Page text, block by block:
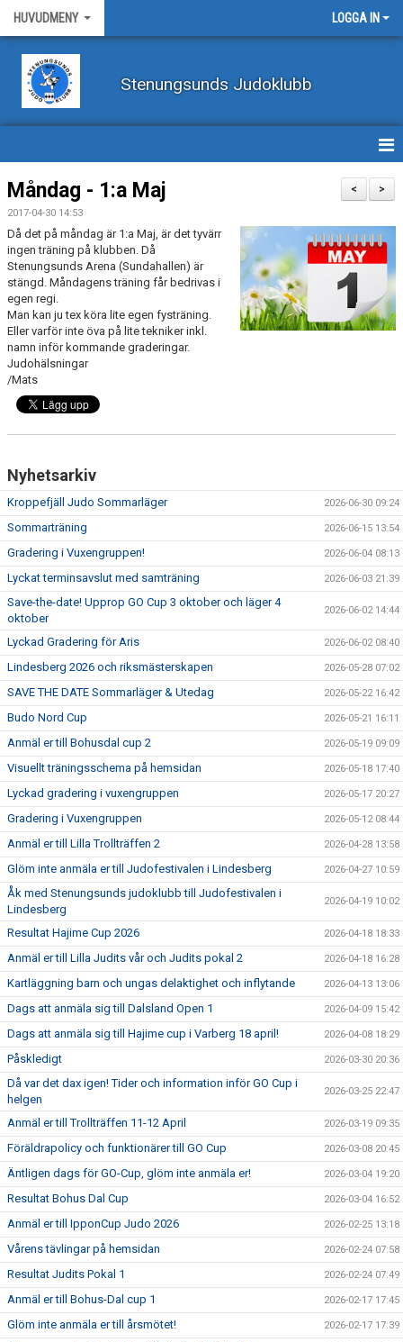
HUVUDMENY LOGGA IN
Stenungsunds Judoklubb
HEM
FÖRBUNDSNYHETER
BILDER
BÖRJA TRÄNA JUDO
BLI MEDLEM
VECKOSCHEMA
>
<
Måndag - 1:a Maj
2017-04-30 14:53
Då det på måndag är 1:a Maj, är det tyvärr
ingen träning på klubben. Då
Stenungsunds Arena (Sundahallen) är
stängd. Måndagens träning får bedrivas i
egen regi.
Man kan ju tex köra lite egen fysträning.
Eller varför inte öva på lite tekniker inkl.
namn inför kommande graderingar.
Judohälsningar
/Mats
Nyhetsarkiv
Kroppefjäll Judo Sommarläger 2026-06-30 09:24
Sommarträning 2026-06-15 13:54
Gradering i Vuxengruppen! 2026-06-04 08:13
Lyckat terminsavslut med samträning 2026-06-03 21:39
Save-the-date! Upprop GO Cup 3 oktober och läger 4
oktober
2026-06-02 14:44
Lyckad Gradering för Aris 2026-06-02 08:40
Lindesberg 2026 och riksmästerskapen 2026-05-28 07:02
SAVE THE DATE Sommarläger & Utedag 2026-05-22 16:42
Budo Nord Cup 2026-05-21 16:11
Anmäl er till Bohusdal cup 2 2026-05-19 09:09
Visuellt träningsschema på hemsidan 2026-05-18 17:40
Lyckad gradering i vuxengruppen 2026-05-17 20:27
Gradering i Vuxengruppen 2026-05-12 08:44
Anmäl er till Lilla Trollträffen 2 2026-04-28 13:58
Glöm inte anmäla er till Judofestivalen i Lindesberg 2026-04-27 10:59
Åk med Stenungsunds judoklubb till Judofestivalen i
Lindesberg
2026-04-19 10:02
Resultat Hajime Cup 2026 2026-04-18 18:33
Anmäl er till Lilla Judits vår och Judits pokal 2 2026-04-18 16:28
Kartläggning barn och ungas delaktighet och inflytande 2026-04-13 13:06
Dags att anmäla sig till Dalsland Open 1 2026-04-09 15:42
Dags att anmäla sig till Hajime cup i Varberg 18 april! 2026-04-08 18:29
Påskledigt 2026-03-30 20:36
Då var det dax igen! Tider och information inför GO Cup i
helgen
2026-03-25 22:47
Anmäl er till Trollträffen 11-12 April 2026-03-19 09:35
Föräldrapolicy och funktionärer till GO Cup 2026-03-08 20:45
Äntligen dags för GO-Cup, glöm inte anmäla er! 2026-03-04 19:20
Resultat Bohus Dal Cup 2026-03-04 16:52
Anmäl er till IpponCup Judo 2026 2026-02-25 13:18
Vårens tävlingar på hemsidan 2026-02-24 07:58
Resultat Judits Pokal 1 2026-02-24 07:49
Anmäl er till Bohus-Dal cup 1 2026-02-17 17:45
Glöm inte anmäla er till årsmötet! 2026-02-17 17:39